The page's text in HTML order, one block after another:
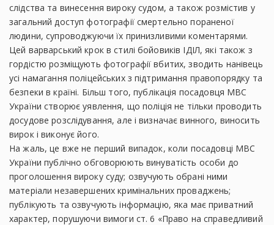
слідства та винесення вироку судом, а також розмістив у
загальний доступ фотографії смертельно пораненої
людини, супроводжуючи їх принизливими коментарями.
Цей варварський крок в стилі бойовиків ІДІЛ, які також з
гордістю розміщують фотографії вбитих, зводить нанівець
усі намагання поліцейських з підтримання правопорядку та
безпеки в країні. Більш того, публікація посадовця МВС
України створює уявлення, що поліція не тільки проводить
досудове розслідування, але і визначає винного, виносить
вирок і виконує його.
На жаль, це вже не перший випадок, коли посадовці МВС
України публічно обговорюють винуватість особи до
проголошення вироку суду; озвучують обрані ними
матеріали незавершених кримінальних проваджень;
публікують та озвучують інформацію, яка має приватний
характер, порушуючи вимоги ст. 6 «Право на справедливий